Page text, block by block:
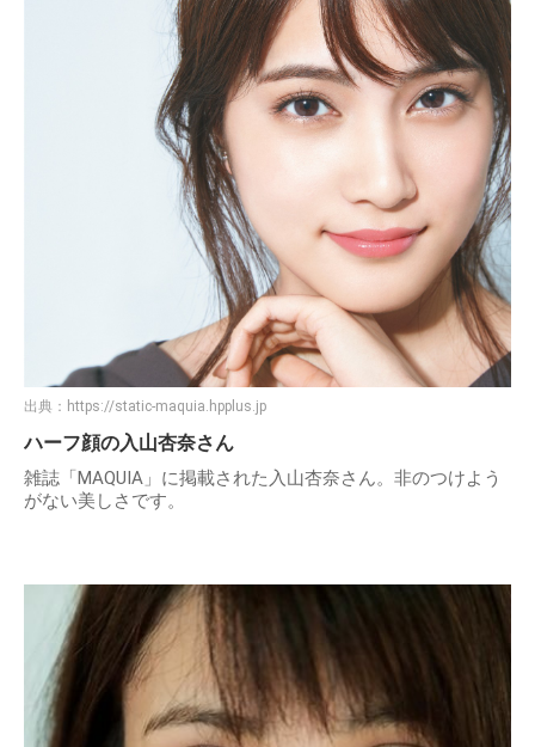
出典： https://static-maquia.hpplus.jp
ハーフ顔の入山杏奈さん
雑誌「MAQUIA」に掲載された入山杏奈さん。非のつけよう
がない美しさです。